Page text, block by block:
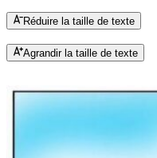
Réduire la taille de texte
Agrandir la taille de texte